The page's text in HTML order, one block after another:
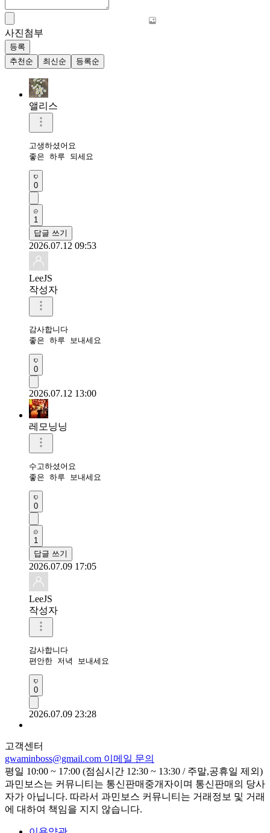
사진첨부
등록
추천순
최신순 등록순
앨리스
고생하셨어요
좋은 하루 되세요
0
1
답글 쓰기
2026.07.12 09:53
LeeJS
작성자
감사합니다
좋은 하루 보내세요
0
2026.07.12 13:00
레모닝닝
수고하셨어요
좋은 하루 보내세요
0
1
답글 쓰기
2026.07.09 17:05
LeeJS
작성자
감사합니다
편안한 저녁 보내세요
0
2026.07.09 23:28
고객센터
gwaminboss@gmail.com 이메일 문의
평일 10:00 ~ 17:00 (점심시간 12:30 ~ 13:30 / 주말,공휴일 제외)
과민보스는 커뮤니티는 통신판매중개자이며 통신판매의 당사
자가 아닙니다. 따라서 과민보스 커뮤니티는 거래정보 및 거래
에 대하여 책임을 지지 않습니다.